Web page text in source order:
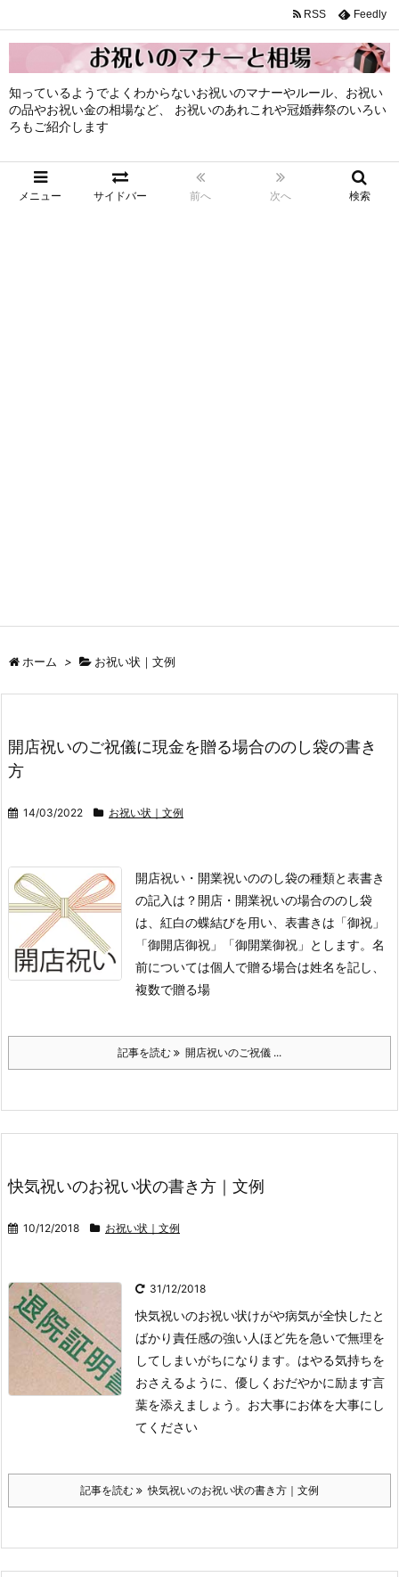
知っているようでよくわからないお祝いのマナーやルール、お祝い
の品やお祝い金の相場など、 お祝いのあれこれや冠婚葬祭のいろい
ろもご紹介します
メニュー サイドバー 前へ 次へ 検索
RSS Feedly
ホーム > お祝い状｜文例
開店祝いのご祝儀に現金を贈る場合ののし袋の書き
方
14/03/2022 お祝い状｜文例
開店祝い・開業祝いののし袋の種類と表書き
の記入は？開店・開業祝いの場合ののし袋
は、紅白の蝶結びを用い、表書きは「御祝」
「御開店御祝」「御開業御祝」とします。 名
前については個人で贈る場合は姓名を記し、
複数で贈る場
記事を読む 開店祝いのご祝儀 ...
快気祝いのお祝い状の書き方｜文例
10/12/2018 お祝い状｜文例
31/12/2018
快気祝いのお祝い状けがや病気が全快したと
ばかり責任感の強い人ほど先を急いで無理を
してしまいがちになります。はやる気持ちを
おさえるように、優しくおだやかに励ます言
葉を添えましょう。 お大事にお体を大事にし
てください
記事を読む 快気祝いのお祝い状の書き方｜文例